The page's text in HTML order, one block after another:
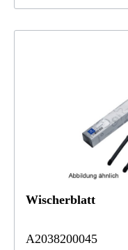
Wischerblatt
A2038200045